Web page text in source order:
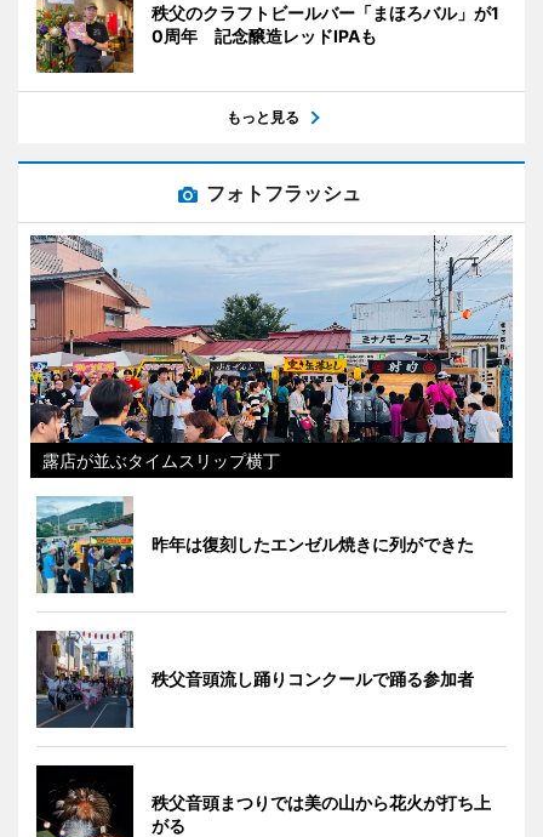
秩父のクラフトビールバー「まほろバル」が1
0周年 記念醸造レッドIPAも
もっと見る
フォトフラッシュ
露店が並ぶタイムスリップ横丁
昨年は復刻したエンゼル焼きに列ができた
秩父音頭流し踊りコンクールで踊る参加者
秩父音頭まつりでは美の山から花火が打ち上
がる